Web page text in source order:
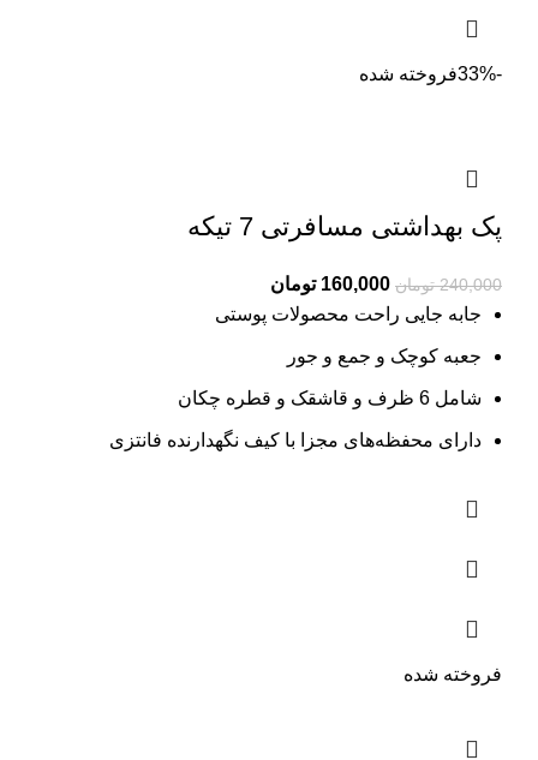
-33% فروخته شده
پک بهداشتی مسافرتی 7 تیکه
240,000 تومان Original
price
240,000 تومان.
160,000 تومان
price
جابه جایی راحت محصولات پوستی
جعبه کوچک و جمع و جور
شامل 6 ظرف و قاشقک و قطره چکان
دارای محفظه‌های مجزا با کیف نگهدارنده فانتزی
فروخته شده